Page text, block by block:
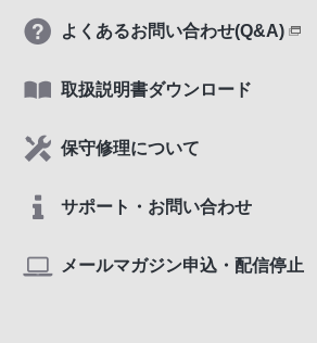
よくあるお問い合わせ(Q&A)
取扱説明書ダウンロード
保守修理について
サポート・お問い合わせ
メールマガジン申込・配信停止